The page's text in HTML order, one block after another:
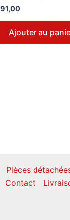
91,00
Ajouter au
Pièces
Contact